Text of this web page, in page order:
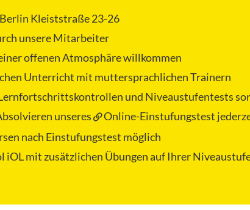
Kleiststraße 23-26
unsere Mitarbeiter
offenen Atmosphäre willkommen
Unterricht mit muttersprachlichen Trainern
und Niveaustufentests
unseres
Online-Einstufungstest
nach Einstufungstest möglich
iOLmit zusätzlichen Übungen auf Ihrer